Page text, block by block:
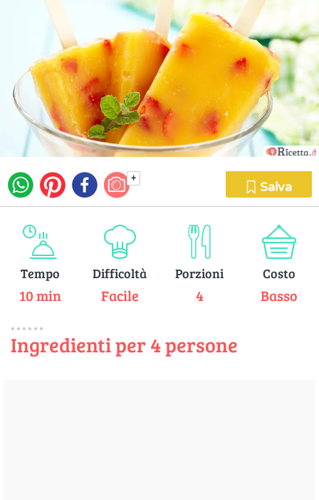
+
Salva
Tempo
10 min
Difficoltà
Facile
Porzioni
4
Costo
Basso
Ingredienti per 4 persone